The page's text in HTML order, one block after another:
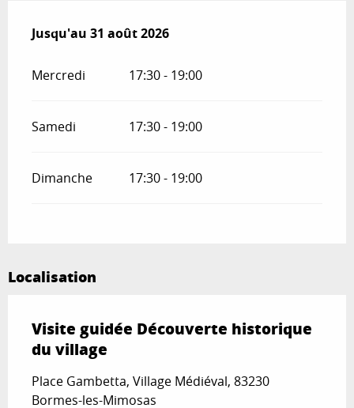
Du1 juillet 2026au31 août 2026
Jusqu'au 31 août 2026
Mercredi 17:30 - 19:00
Samedi 17:30 - 19:00
Dimanche 17:30 - 19:00
Localisation
Visite guidée Découverte historique
du village
Place Gambetta, Village Médiéval, 83230
Bormes-les-Mimosas